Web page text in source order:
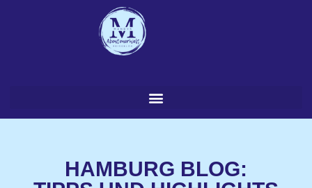
HAMBURG BLOG: